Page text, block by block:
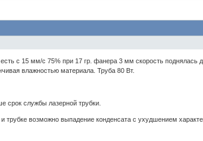
с 15 мм/с 75% при 17 гр. фанера 3 мм скорость поднялась
влажностью материала. Труба 80 Вт.
службы лазерной трубки.
трубке возможно выпадение конденсата с ухудшением